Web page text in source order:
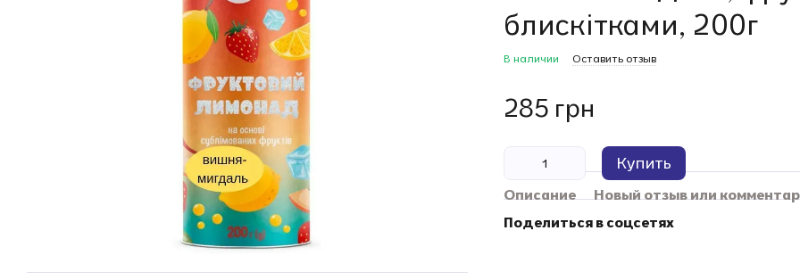
блискітками, 200г
В наличии Оставить отзыв
285 грн
Купить
Описание
Новый отзыв или
Поделиться в соцсетях